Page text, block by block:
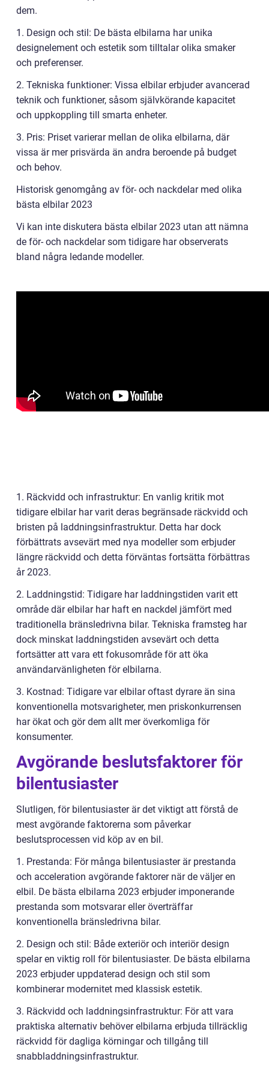
dem.
1. Design och stil: De bästa elbilarna har unika
designelement och estetik som tilltalar olika smaker
och preferenser.
2. Tekniska funktioner: Vissa elbilar erbjuder avancerad
teknik och funktioner, såsom självkörande kapacitet
och uppkoppling till smarta enheter.
3. Pris: Priset varierar mellan de olika elbilarna, där
vissa är mer prisvärda än andra beroende på budget
och behov.
Historisk genomgång av för- och nackdelar med olika
bästa elbilar 2023
Vi kan inte diskutera bästa elbilar 2023 utan att nämna
de för- och nackdelar som tidigare har observerats
bland några ledande modeller.
1. Räckvidd och infrastruktur: En vanlig kritik mot
tidigare elbilar har varit deras begränsade räckvidd och
bristen på laddningsinfrastruktur. Detta har dock
förbättrats avsevärt med nya modeller som erbjuder
längre räckvidd och detta förväntas fortsätta förbättras
år 2023.
2. Laddningstid: Tidigare har laddningstiden varit ett
område där elbilar har haft en nackdel jämfört med
traditionella bränsledrivna bilar. Tekniska framsteg har
dock minskat laddningstiden avsevärt och detta
fortsätter att vara ett fokusområde för att öka
användarvänligheten för elbilarna.
3. Kostnad: Tidigare var elbilar oftast dyrare än sina
konventionella motsvarigheter, men priskonkurrensen
har ökat och gör dem allt mer överkomliga för
konsumenter.
Avgörande beslutsfaktorer för
bilentusiaster
Slutligen, för bilentusiaster är det viktigt att förstå de
mest avgörande faktorerna som påverkar
beslutsprocessen vid köp av en bil.
1. Prestanda: För många bilentusiaster är prestanda
och acceleration avgörande faktorer när de väljer en
elbil. De bästa elbilarna 2023 erbjuder imponerande
prestanda som motsvarar eller överträffar
konventionella bränsledrivna bilar.
2. Design och stil: Både exteriör och interiör design
spelar en viktig roll för bilentusiaster. De bästa elbilarna
2023 erbjuder uppdaterad design och stil som
kombinerar modernitet med klassisk estetik.
3. Räckvidd och laddningsinfrastruktur: För att vara
praktiska alternativ behöver elbilarna erbjuda tillräcklig
räckvidd för dagliga körningar och tillgång till
snabbladdningsinfrastruktur.